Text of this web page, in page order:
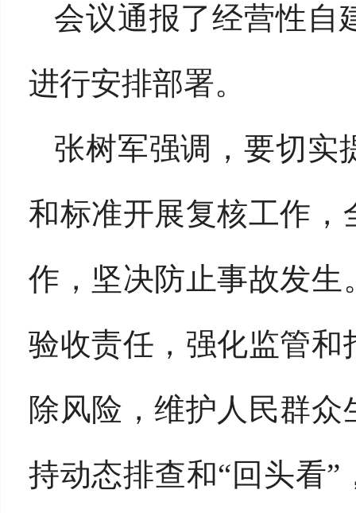
会议通报了经营性自
进行安排部署。
张树军强调，要切实
和标准开展复核工作
作，坚决防止事故发
验收责任，强化监管
除风险，维护人民群
持动态排查和“回头看